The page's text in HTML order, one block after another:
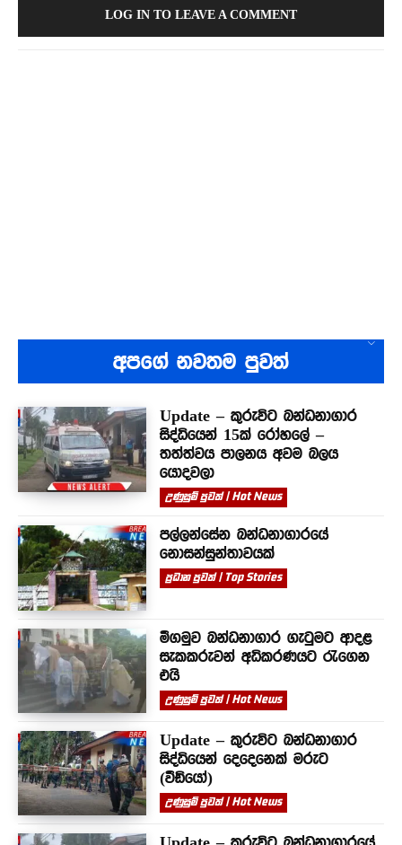
LOG IN TO LEAVE A COMMENT
අපගේ නවතම පුවත්
Update – කුරුවිට බන්ධනාගාර
සිද්ධියෙන් 15ක් රෝහලේ –
තත්ත්වය පාලනය අවම බලය
යොදවලා
උණුසුම් පුවත් | Hot News
පල්ලන්සේන බන්ධනාගාරයේ
නොසන්සුන්තාවයක්
ප්‍රධාන පුවත් | Top Stories
මීගමුව බන්ධනාගාර ගැටුමට ආදළ
සැකකරුවන් අධිකරණයට රැගෙන
එයි
උණුසුම් පුවත් | Hot News
Update – කුරුවිට බන්ධනාගාර
සිද්ධියෙන් දෙදෙනෙක් මරුට
(වීඩියෝ)
උණුසුම් පුවත් | Hot News